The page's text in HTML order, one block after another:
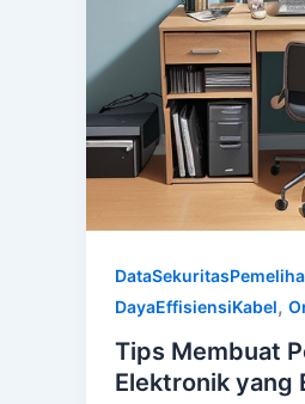
DayaEffisiensiKabel,
Tips Membuat
Elektronik yang